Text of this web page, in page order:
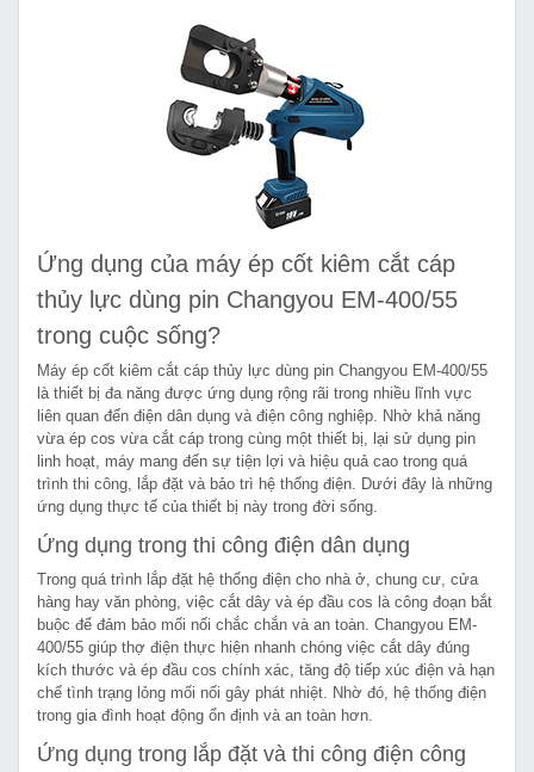
Ứng dụng của máy ép cốt kiêm cắt cáp
thủy lực dùng pin Changyou EM-400/55
trong cuộc sống?
Máy ép cốt kiêm cắt cáp thủy lực dùng pin Changyou EM-400/55
là thiết bị đa năng được ứng dụng rộng rãi trong nhiều lĩnh vực
liên quan đến điện dân dụng và điện công nghiệp. Nhờ khả năng
vừa ép cos vừa cắt cáp trong cùng một thiết bị, lại sử dụng pin
linh hoạt, máy mang đến sự tiện lợi và hiệu quả cao trong quá
trình thi công, lắp đặt và bảo trì hệ thống điện. Dưới đây là những
ứng dụng thực tế của thiết bị này trong đời sống.
Ứng dụng trong thi công điện dân dụng
Trong quá trình lắp đặt hệ thống điện cho nhà ở, chung cư, cửa
hàng hay văn phòng, việc cắt dây và ép đầu cos là công đoạn bắt
buộc để đảm bảo mối nối chắc chắn và an toàn. Changyou EM-
400/55 giúp thợ điện thực hiện nhanh chóng việc cắt dây đúng
kích thước và ép đầu cos chính xác, tăng độ tiếp xúc điện và hạn
chế tình trạng lỏng mối nối gây phát nhiệt. Nhờ đó, hệ thống điện
trong gia đình hoạt động ổn định và an toàn hơn.
Ứng dụng trong lắp đặt và thi công điện công